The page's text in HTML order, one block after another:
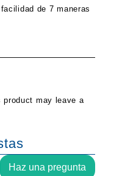
de 7 maneras
product may leave a
Haz una pregunta